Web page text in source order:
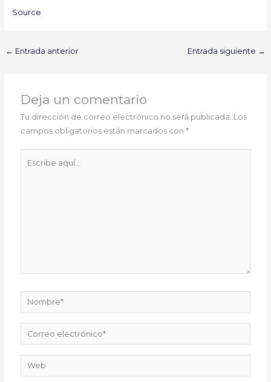
Source
← Entrada anterior Entrada siguiente →
Deja un comentario
Tu dirección de correo electrónico no será publicada. Los
campos obligatorios están marcados con*
Nombre*
Correo
electrónico*
Web